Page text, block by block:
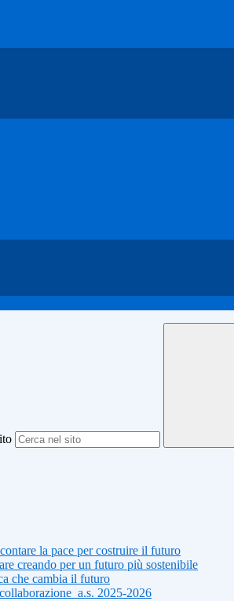
la pace per costruire il futuro
creando per un futuro più sostenibile
che cambia il futuro
2025-2026